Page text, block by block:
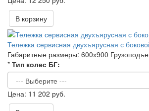
В корзину
Тележка сервисная двухъярусная с
Габаритные размеры: 600х900
* Тип колес БГ:
11 202 руб.